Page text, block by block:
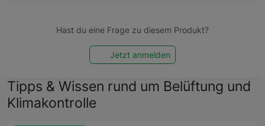
Hast du eine Frage zu diesem Produkt?
Jetzt anmelden
Tipps & Wissen rund um Belüftung und
Klimakontrolle